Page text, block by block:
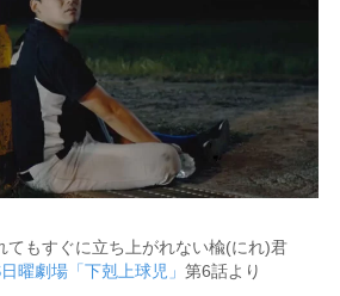
てもすぐに立ち上がれない楡(にれ)君
曜劇場「下剋上球児」 第6話より